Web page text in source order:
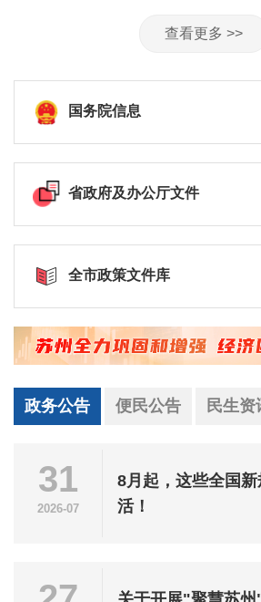
查看更多 >>
国务院信息
省政府及办公厅文件
全市政策文件库
政务公告 便民公告 民生资
31
2026-07
8月起，这些全国
活！